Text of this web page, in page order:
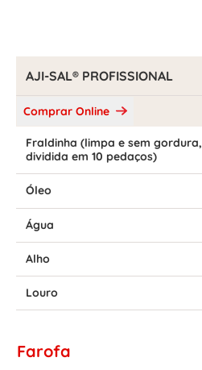
AJI-SAL® PROFISSIONAL
Comprar Online
Fraldinha (limpa e sem gordura,
dividida em 10 pedaços)
Óleo
Água
Alho
Louro
Farofa